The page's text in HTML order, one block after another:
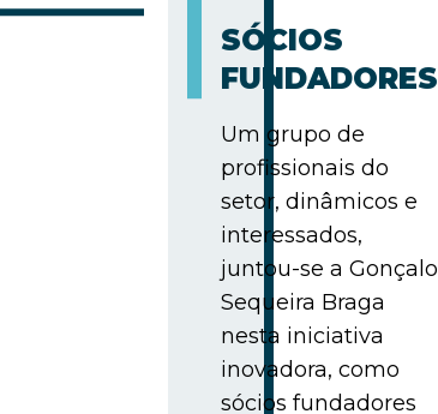
SÓCIOS
FUNDADORES
Um grupo de
profissionais do
setor, dinâmicos e
interessados,
juntou-se a Gonçalo
Sequeira Braga
nesta iniciativa
inovadora, como
sócios fundadores